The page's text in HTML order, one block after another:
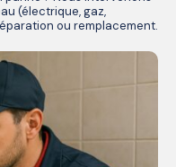
(électrique, gaz,
ou remplacement.